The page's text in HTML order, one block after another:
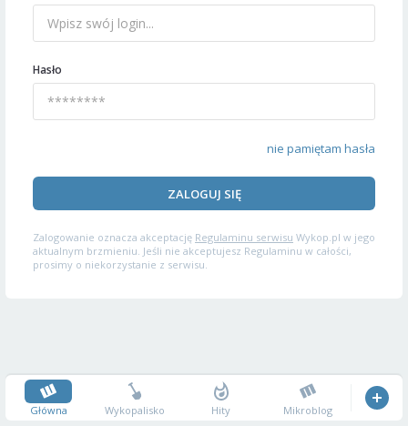
Hasło
nie pamiętam hasła
ZALOGUJ SIĘ
Zalogowanie oznacza akceptację Regulaminu serwisu Wykop.pl w jego
aktualnym brzmieniu. Jeśli nie akceptujesz Regulaminu w całości,
prosimy o niekorzystanie z serwisu.
Główna Wykopalisko Hity Mikroblog